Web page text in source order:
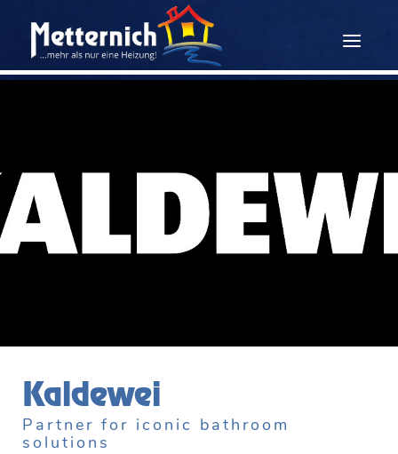
Kaldewei
Partner for iconic bathroom
solutions